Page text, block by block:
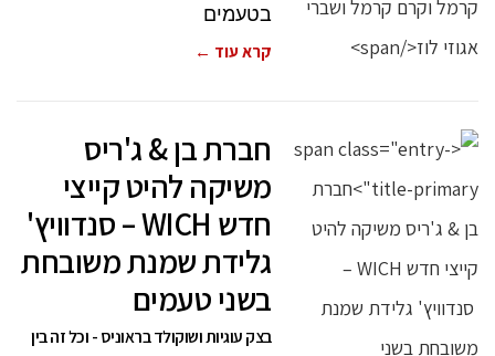
בטעמים
קרא עוד ←
חברת בן & ג'ריס
משיקה להיט קייצי
חדש WICH – סנדוויץ'
גלידת שמנת משובחת
בשני טעמים
בצק עוגיות ושוקולד בראוניס - וכל זה בין